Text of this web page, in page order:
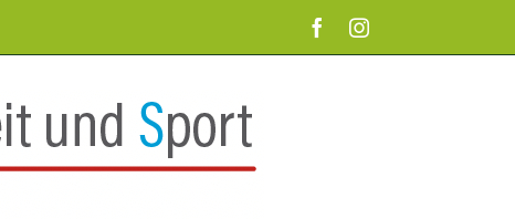
FacebookInstagram